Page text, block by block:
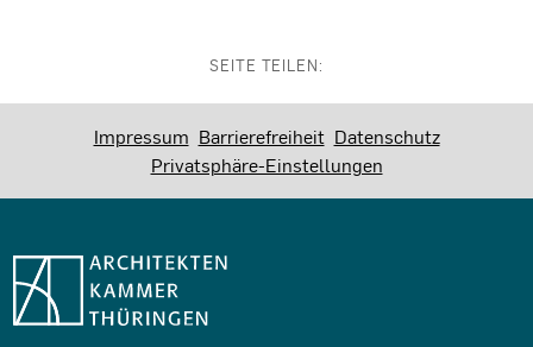
SEITE TEILEN:
Impressum Barrierefreiheit Datenschutz
Privatsphäre-Einstellungen